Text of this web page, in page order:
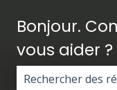
Bonjour.
vous aider ?